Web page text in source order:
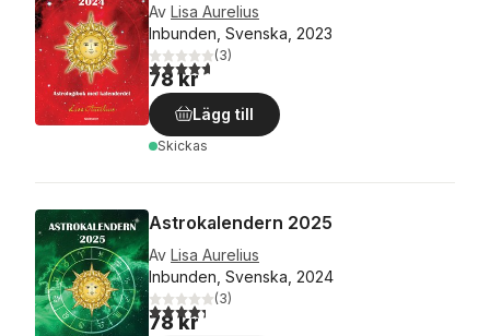
Av Lisa Aurelius
Inbunden, Svenska, 2023
4,7utav 5 stjärnor. Totalt antal röster:
(3)
78 kr
Lägg till
Skickas
Astrokalendern 2025
Av Lisa Aurelius
Inbunden, Svenska, 2024
4,3utav 5 stjärnor. Totalt antal röster:
(3)
78 kr